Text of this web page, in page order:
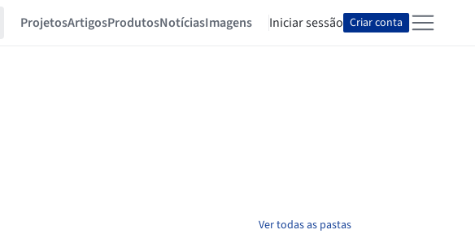
ProjetosArtigosProdutosNotíciasImagens Iniciar sessão Criar conta
Ver todas as pastas